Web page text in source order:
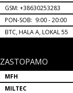
GSM: +38630253283
PON-SOB: 9:00 - 20:00
BTC, HALA A, LOKAL 55
ZASTOPAMO
MFH
MILTEC